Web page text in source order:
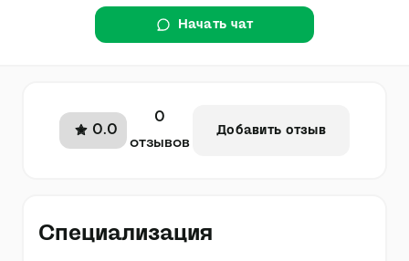
Начать чат
0.0
0
отзывов
Добавить отзыв
Специализация